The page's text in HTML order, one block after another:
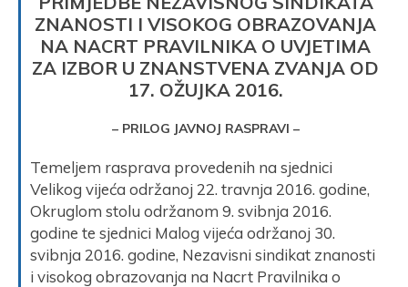
ZNANOSTI I VISOKOG OBRAZOVANJA
NA NACRT PRAVILNIKA O UVJETIMA
ZA IZBOR U ZNANSTVENA ZVANJA OD
17. OŽUJKA 2016.
– PRILOG JAVNOJ RASPRAVI –
Temeljem rasprava provedenih na sjednici
Velikog vijeća održanoj 22. travnja 2016. godine,
Okruglom stolu održanom 9. svibnja 2016.
godine te sjednici Malog vijeća održanoj 30.
svibnja 2016. godine, Nezavisni sindikat znanosti
i visokog obrazovanja na Nacrt Pravilnika o